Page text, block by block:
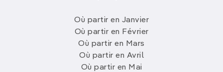
Où partir en Janvier
Où partir en Février
Où partir en Mars
Où partir en Avril
Où partir en Mai